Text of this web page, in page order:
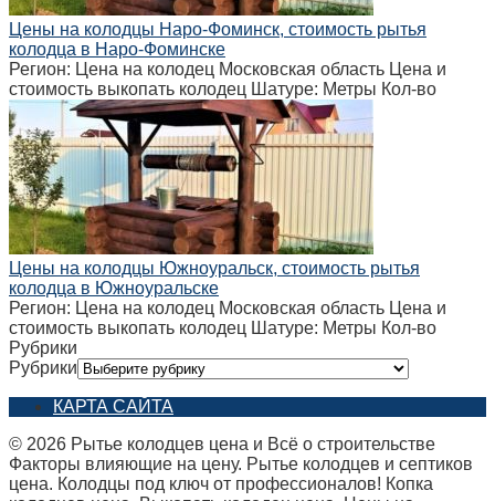
Цены на колодцы Наро-Фоминск, стоимость рытья
колодца в Наро-Фоминске
Регион: Цена на колодец Московская область Цена и
стоимость выкопать колодец Шатуре: Метры Кол-во
Цены на колодцы Южноуральск, стоимость рытья
колодца в Южноуральске
Регион: Цена на колодец Московская область Цена и
стоимость выкопать колодец Шатуре: Метры Кол-во
Рубрики
Рубрики
КАРТА САЙТА
© 2026 Рытье колодцев цена и Всё о строительстве
Факторы влияющие на цену. Рытье колодцев и септиков
цена. Колодцы под ключ от профессионалов! Копка